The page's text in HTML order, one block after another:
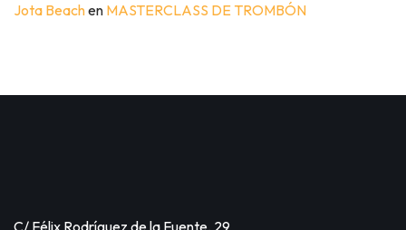
Jota Beachen MASTERCLASS DE TROMBÓN